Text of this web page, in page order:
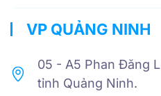
VP QUẢNG NINH
05 - A5 Phan Đăng
tỉnh Quảng Ninh.